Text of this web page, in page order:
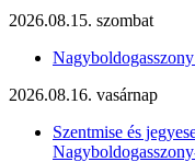
2026.08.15. szombat
2026.08.16. vasárnap
Szentmise és